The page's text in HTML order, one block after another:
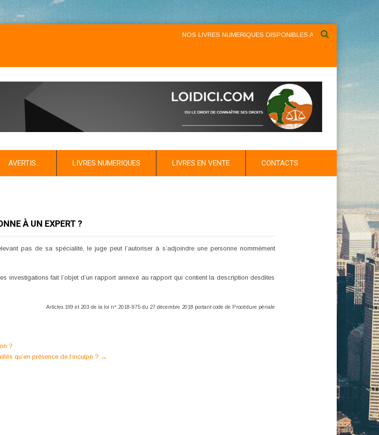
NOS LIVRES NUMERIQUES DISPONIBLES AU NIVEAU DU MENU
AVERTIS… LIVRES NUMERIQUES LIVRES EN VENTE CONTACTS
À UN EXPERT ?
pas de sa spécialité, le juge peut l’autoriser à s’adjoindre une personne nommément
investigations fait l’objet d’un rapport annexé au rapport qui contient la description desdites
Articles 199 et 203 de la loi n° 2018-975 du 27 décembre 2018 portant code de Procédure pénale
?
qu’en présence de l’inculpé ? →